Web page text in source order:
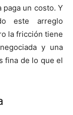
paga un costo. Y
este arreglo
la fricción tiene
y una
fina de lo que el